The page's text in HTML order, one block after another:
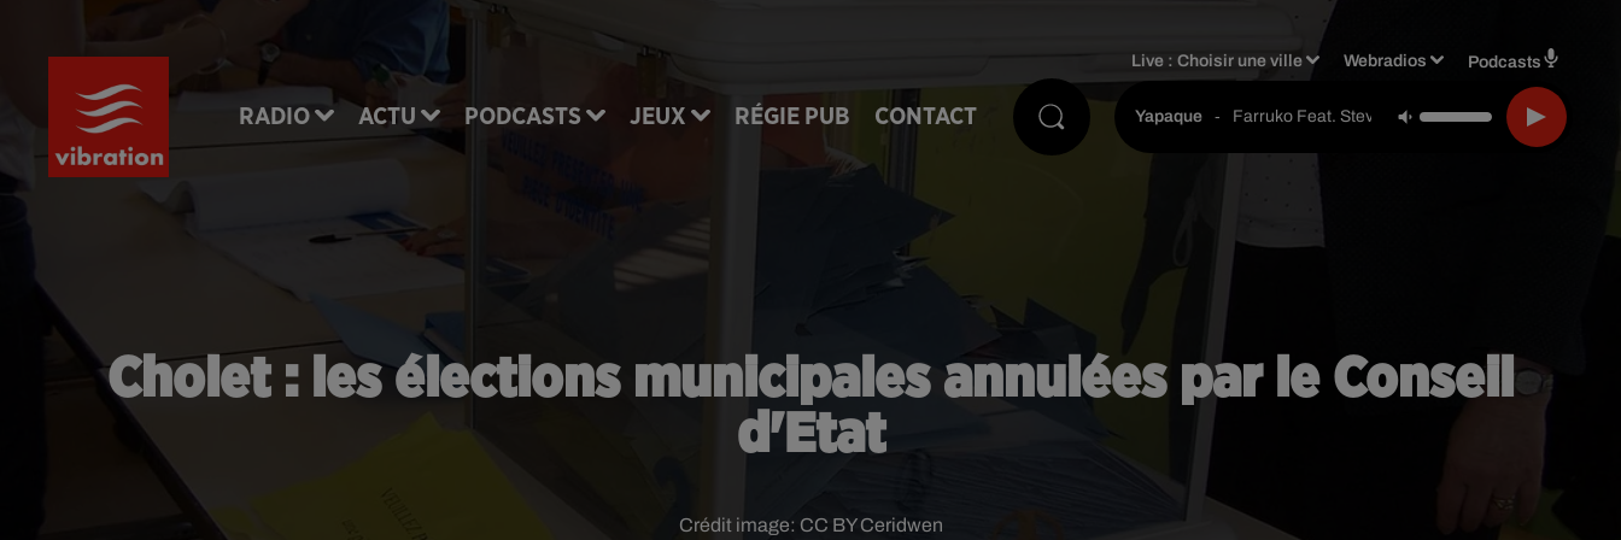
RADIO ACTU PODCASTS JEUX RÉGIE PUB CONTACT
Live :Choisir une ville Webradios Podcasts
Yapaque - Farruko Feat. Steve Aoki & Greecy
Cholet : les élections municipales annulées par le Conseil
d'Etat
Crédit image: CC BY Ceridwen